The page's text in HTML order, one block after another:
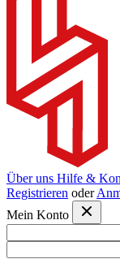
Über uns Hilfe &
Registrieren oder
Mein Konto